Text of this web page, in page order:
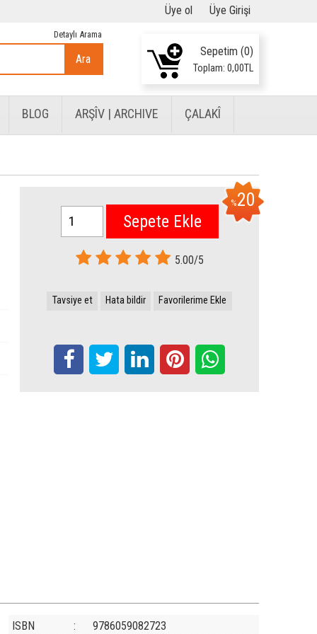
Üye ol Üye Girişi
Ara
Detaylı Arama
Sepetim (0)
Toplam: 0,00TL
BLOG ARŞÎV | ARCHIVE ÇALAKÎ
%20
Sepete Ekle
5.00/5
Tavsiye et Hata bildir Favorilerime Ekle
ISBN : 9786059082723